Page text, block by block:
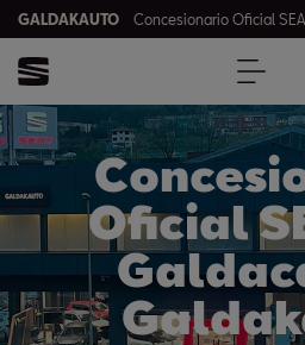
GALDAKAUTO Concesionario Oficial
Oficial